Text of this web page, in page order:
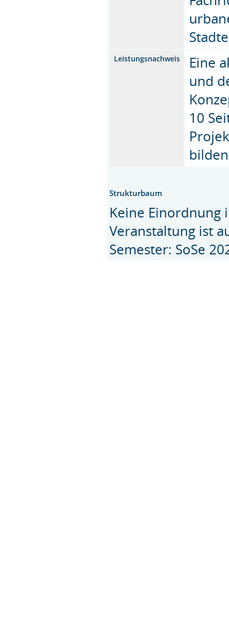
Leistungsnachweis
Eine
und
10
Strukturbaum
Keine Einordnung
Veranstaltung ist
Semester: SoSe